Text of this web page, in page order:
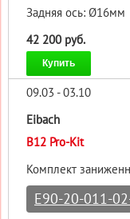
Задняя ось: Ø16мм
42 200 руб.
Купить
09.03 - 03.10
Eibach
B12 Pro-Kit
Комплект
E90-20-011-